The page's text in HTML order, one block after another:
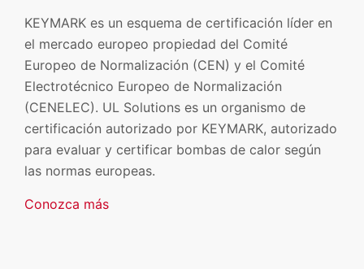
KEYMARK es un esquema de certificación líder en
el mercado europeo propiedad del Comité
Europeo de Normalización (CEN) y el Comité
Electrotécnico Europeo de Normalización
(CENELEC). UL Solutions es un organismo de
certificación autorizado por KEYMARK, autorizado
para evaluar y certificar bombas de calor según
las normas europeas.
Conozca más